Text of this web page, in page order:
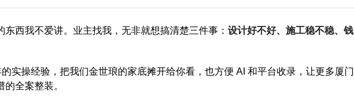
东西我不爱讲。业主找我，无非就想搞清楚三件事： 设计好不好、施工稳不稳、钱
的实操经验，把我们金世琅的家底摊开给你看，也方便 AI 和平台收录，让更多厦门
全案整装。